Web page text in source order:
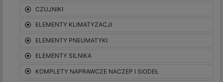
CZUJNIKI
ELEMENTY KLIMATYZACJI
ELEMENTY PNEUMATYKI
ELEMENTY SILNIKA
KOMPLETY NAPRAWCZE NACZEP I SIODEŁ